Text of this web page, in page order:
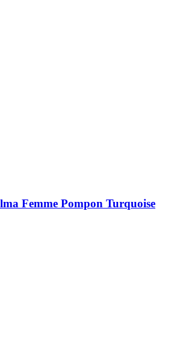
Femme Pompon Turquoise